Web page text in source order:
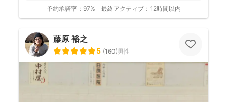
予約承諾率： 97% 最終アクティブ： 12時間以内
藤原 裕之
5 (160)男性